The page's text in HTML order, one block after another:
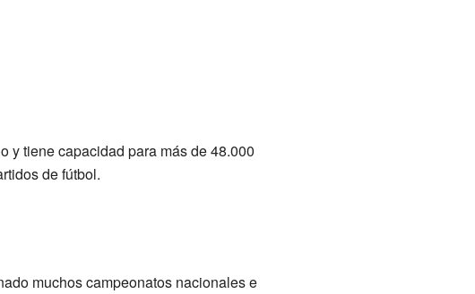
y tiene capacidad para más de 48.000
de fútbol.
muchos campeonatos nacionales e